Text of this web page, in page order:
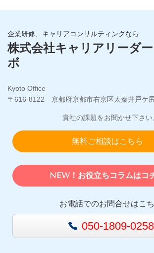
企業研修、キャリアコンサルティングなら
株式会社キャリアリーダ
ボ
Kyoto Office
〒616-8122 京都府京都市右京区太秦井戸ケ
貴社の課題をお聞かせ下さい
無料ご相談はこちら
NEW！お役立ちコラムはコ
お電話でのお問合せはこ
050-1809-0258